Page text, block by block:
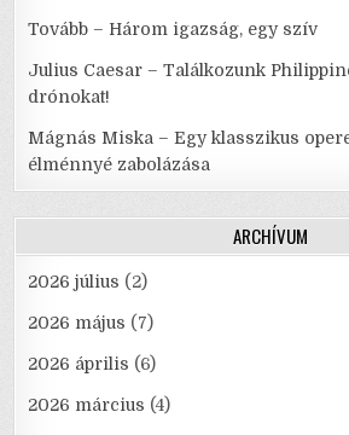
Tovább – Három igazság, egy szív
Julius Caesar – Találkozunk
drónokat!
Mágnás Miska – Egy klasszikus
élménnyé zabolázása
ARCHÍVUM
2026 július (2)
2026 május (7)
2026 április (6)
2026 március (4)